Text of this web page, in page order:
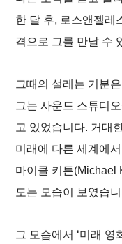
한 달 후, 로스앤젤레
격으로 그를 만날 수
그때의 설레는 기분
그는 사운드 스튜디
고 있었습니다. 거대
미래에 다른 세계에
마이클 키튼(Michael
도는 모습이 보였습
그 모습에서 ‘미래